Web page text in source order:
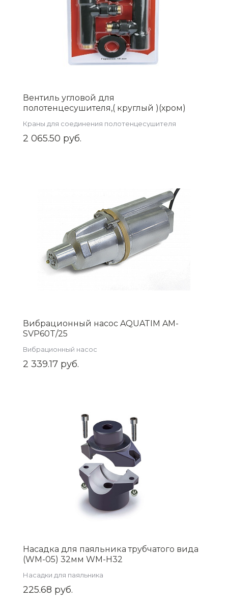
Вентиль угловой для
полотенцесушителя,( круглый )(хром)
Краны для соединения полотенцесушителя
2 065.50 руб.
Вибрационный насос AQUATIM AM-
SVP60T/25
Вибрационный насос
2 339.17 руб.
Насадка для паяльника трубчатого вида
(WM-05) 32мм WM-H32
Насадки для паяльника
225.68 руб.